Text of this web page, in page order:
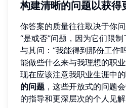
构建清晰的问题以获得
你答案的质量往往取决于你
“是或否”问题，因为它们限制
与其问：“我能得到那份工作
能做些什么来与我理想的职
现在应该注意我职业生涯中
的问题 ，这些开放式的问题
的指导和更深层次的个人见解